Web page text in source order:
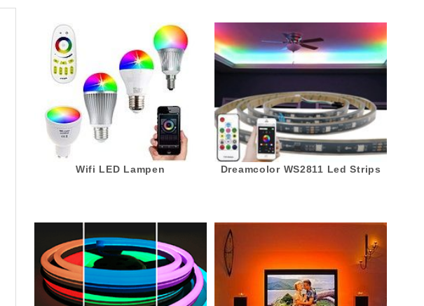
Wifi LED Lampen Dreamcolor WS2811 Led Strips